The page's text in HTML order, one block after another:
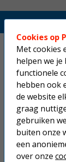
Home
All-in-one
Cookies op
Met cookies
helpen we
functionele
hebben ook
de website
graag
gebruiken
buiten onze
een
over onze